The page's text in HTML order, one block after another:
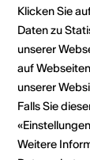
Klicken Sie
Daten zu
unserer
auf
unserer
Falls Sie
Weitere